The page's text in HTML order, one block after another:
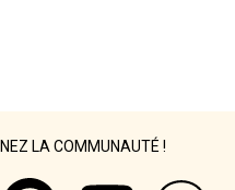
LA COMMUNAUTÉ !